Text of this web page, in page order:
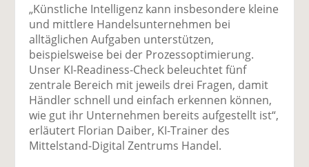
„Künstliche Intelligenz kann insbesondere kleine
und mittlere Handelsunternehmen bei
alltäglichen Aufgaben unterstützen,
beispielsweise bei der Prozessoptimierung.
Unser KI-Readiness-Check beleuchtet fünf
zentrale Bereich mit jeweils drei Fragen, damit
Händler schnell und einfach erkennen können,
wie gut ihr Unternehmen bereits aufgestellt ist“,
erläutert Florian Daiber, KI-Trainer des
Mittelstand-Digital Zentrums Handel.